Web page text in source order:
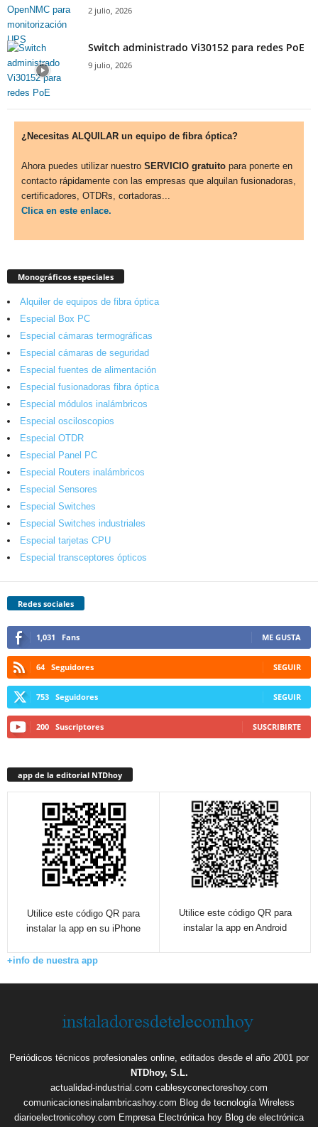
2 julio, 2026
Switch administrado Vi30152 para redes PoE
9 julio, 2026
¿Necesitas ALQUILAR un equipo de fibra óptica?
Ahora puedes utilizar nuestro SERVICIO gratuito para ponerte en
contacto rápidamente con las empresas que alquilan fusionadoras,
certificadores, OTDRs, cortadoras...
Clica en este enlace.
Monográficos especiales
Alquiler de equipos de fibra óptica
Especial Box PC
Especial cámaras termográficas
Especial cámaras de seguridad
Especial fuentes de alimentación
Especial fusionadoras fibra óptica
Especial módulos inalámbricos
Especial osciloscopios
Especial OTDR
Especial Panel PC
Especial Routers inalámbricos
Especial Sensores
Especial Switches
Especial Switches industriales
Especial tarjetas CPU
Especial transceptores ópticos
Redes sociales
1,031 Fans ME GUSTA
64 Seguidores SEGUIR
753 Seguidores SEGUIR
200 Suscriptores SUSCRIBIRTE
app de la editorial NTDhoy
Utilice este código QR para
instalar la app en su iPhone
Utilice este código QR para
instalar la app en Android
+info de nuestra app
Periódicos técnicos profesionales online, editados desde el año 2001 por
NTDhoy, S.L.
actualidad-industrial.com cablesyconectoreshoy.com
comunicacionesinalambricashoy.com Blog de tecnología Wireless
diarioelectronicohoy.com Empresa Electrónica hoy Blog de electrónica